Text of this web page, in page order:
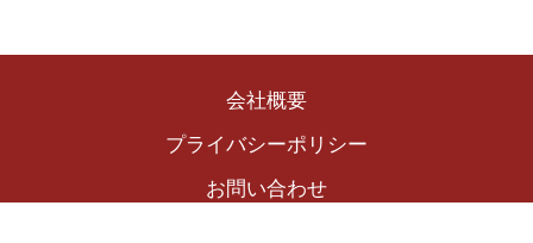
会社概要
プライバシーポリシー
お問い合わせ